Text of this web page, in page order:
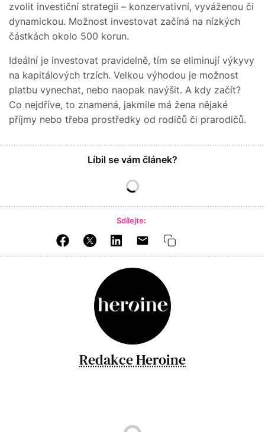
zvolit investiční strategii – konzervativní, vyváženou či
dynamickou. Možnost investovat začíná na nízkých
částkách okolo 500 korun.
Ideální je investovat pravidelně, tím se eliminují výkyvy
na kapitálových trzích. Velkou výhodou je možnost
platbu vynechat, nebo naopak navýšit. A kdy začít?
Co nejdříve, to znamená, jakmile má žena nějaké
příjmy nebo třeba prostředky od rodičů či prarodičů.
Líbil se vám článek?
Sdílejte:
Redakce Heroine